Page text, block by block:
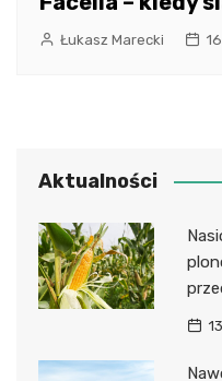
Łukasz Marecki
Aktualności